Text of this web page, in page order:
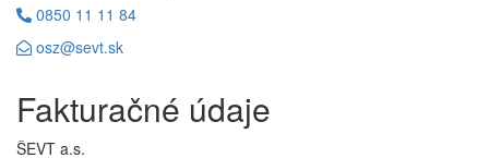
0850 11 11 84
osz@sevt.sk
Fakturačné údaje
ŠEVT a.s.